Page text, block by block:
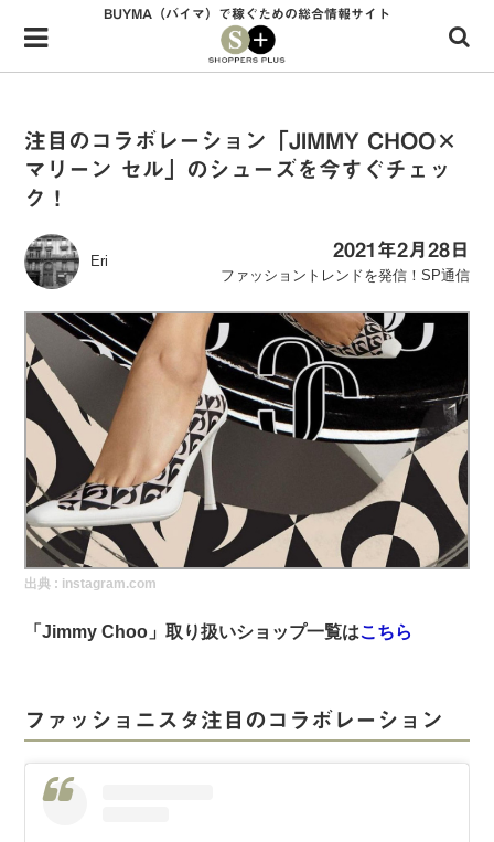
Menu
HOME
34歳独身OLバイマ実践記
ファッショントレンドを発信！SP通信
BUYMAで人気のブランド
BUYMAの売れ筋商品
バイマ活動の疑問に売れっ子現役バイヤーが答えてみた
実録！海外ショップで買ってみた！
海外SHOP LIST
BUYMA（バイマ）で稼ぐための総合情報サイト
注目のコラボレーション「JIMMY CHOO×
マリーン セル」のシューズを今すぐチェッ
ク！
Eri
2021年2月28日
ファッショントレンドを発信！SP通信
出典 : instagram.com
「Jimmy Choo」取り扱いショップ一覧はこちら
ファッショニスタ注目のコラボレーション